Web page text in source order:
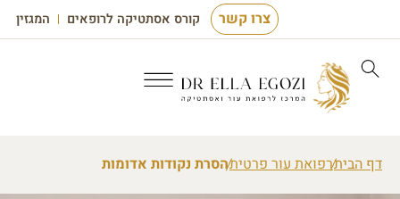
קורס אסתטיקה לרופאים המגזין צרו קשר
דף הביתרפואת עור פרטיתהסרת נקודות אדומות